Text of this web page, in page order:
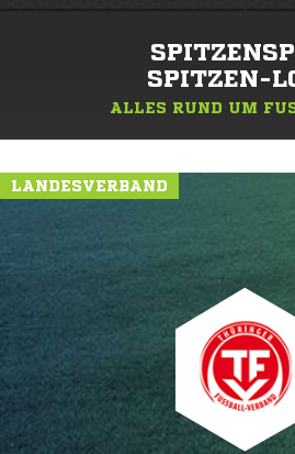
SPITZEN-
ALLES RUND UM
LANDESVERBAND